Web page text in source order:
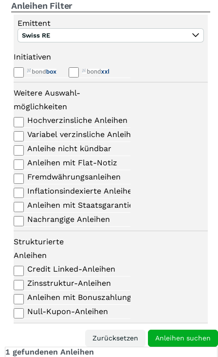
Anleihen Filter
Emittent
Swiss RE
Initiativen
Weitere Auswahl-
möglichkeiten
Hochverzinsliche Anleihen
Variabel verzinsliche Anleihen
Anleihe nicht kündbar
Anleihen mit Flat-Notiz
Fremdwährungsanleihen
Inflationsindexierte Anleihen
Anleihen mit Staatsgarantie
Nachrangige Anleihen
Strukturierte
Anleihen
Credit Linked-Anleihen
Zinsstruktur-Anleihen
Anleihen mit Bonuszahlungen
Null-Kupon-Anleihen
1 gefundenen Anleihen